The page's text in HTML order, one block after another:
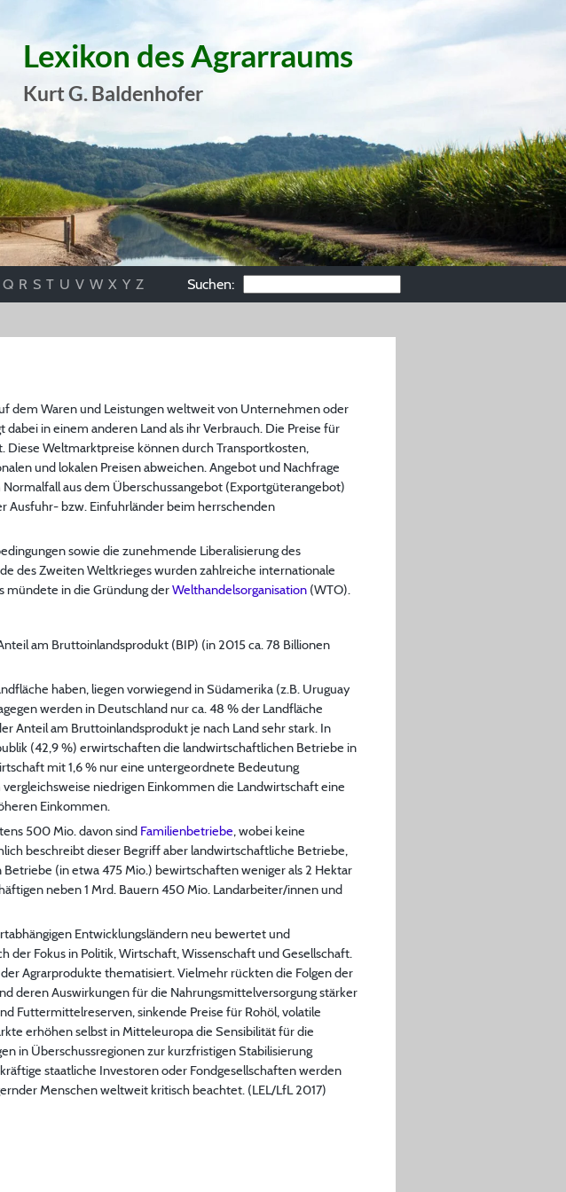
Lexikon des Agrarraums
Kurt G. Baldenhofer
Q R S T U V W X Y Z Suchen:
dem Waren und Leistungen weltweit von Unternehmen oder
in einem anderen Land als ihr Verbrauch. Die Preise für
Weltmarktpreise können durch Transportkosten,
und lokalen Preisen abweichen. Angebot und Nachfrage
aus dem Überschussangebot (Exportgüterangebot)
Ausfuhr- bzw. Einfuhrländer beim herrschenden
sowie die zunehmende Liberalisierung des
des Zweiten Weltkrieges wurden zahlreiche internationale
mündete in die Gründung derWelthandelsorganisation (WTO).
am Bruttoinlandsprodukt (BIP) (in 2015 ca. 78 Billionen
haben, liegen vorwiegend in Südamerika (z.B. Uruguay
werden in Deutschland nur ca. 48 % der Landfläche
Anteil am Bruttoinlandsprodukt je nach Land sehr stark. In
(42,9 %) erwirtschaften die landwirtschaftlichen Betriebe in
mit 1,6 % nur eine untergeordnete Bedeutung
niedrigen Einkommen die Landwirtschaft eine
Einkommen.
500 Mio. davon sind Familienbetriebe, wobei keine
beschreibt dieser Begriff aber landwirtschaftliche Betriebe,
(in etwa 475 Mio.) bewirtschaften weniger als 2 Hektar
neben 1 Mrd. Bauern 450 Mio. Landarbeiter/innen und
Entwicklungsländern neu bewertet und
Fokus in Politik, Wirtschaft, Wissenschaft und Gesellschaft.
Agrarprodukte thematisiert. Vielmehr rückten die Folgen der
deren Auswirkungen für die Nahrungsmittelversorgung stärker
Futtermittelreserven, sinkende Preise für Rohöl, volatile
erhöhen selbst in Mitteleuropa die Sensibilität für die
in Überschussregionen zur kurzfristigen Stabilisierung
staatliche Investoren oder Fondgesellschaften werden
Menschen weltweit kritisch beachtet. (LEL/LfL 2017)